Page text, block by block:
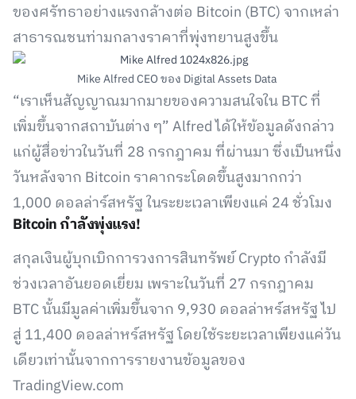
ของศรัทธาอย่างแรงกล้างต่อ Bitcoin (BTC) จากเหล่า
สาธารณชนท่ามกลางราคาที่พุ่งทยานสูงขึ้น
Mike Alfred CEO ของ Digital Assets Data
“เราเห็นสัญญาณมากมายของความสนใจใน BTC ที่
เพิ่มขึ้นจากสถาบันต่าง ๆ” Alfred ได้ให้ข้อมูลดังกล่าว
แก่ผู้สื่อข่าวในวันที่ 28 กรกฎาคม ที่ผ่านมา ซึ่งเป็นหนึ่ง
วันหลังจาก Bitcoin ราคากระโดดขึ้นสูงมากกว่า
1,000 ดอลล่าร์สหรัฐ ในระยะเวลาเพียงแค่ 24 ชั่วโมง
Bitcoin กำลังพุ่งแรง!
สกุลเงินผู้บุกเบิกการวงการสินทรัพย์ Crypto กำลังมี
ช่วงเวลาอันยอดเยี่ยม เพราะในวันที่ 27 กรกฎาคม
BTC นั้นมีมูลค่าเพิ่มขึ้นจาก 9,930 ดอลล่าหร์สหรัฐ ไป
สู่ 11,400 ดอลล่าหร์สหรัฐ โดยใช้ระยะเวลาเพียงแค่วัน
เดียวเท่านั้นจากการรายงานข้อมูลของ
TradingView.com